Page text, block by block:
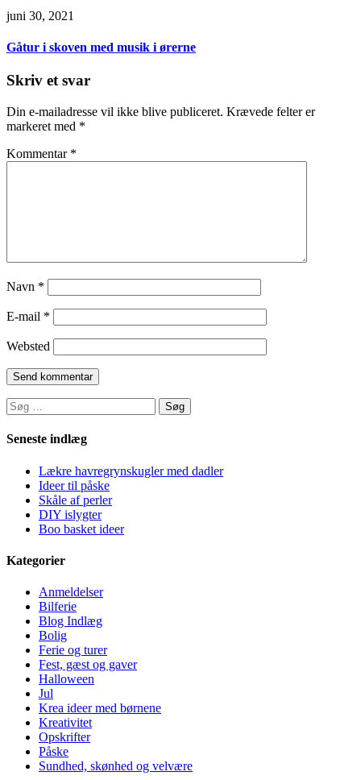
juni 30, 2021
Gåtur i skoven med musik i ørerne
Skriv et svar
Din e-mailadresse vil ikke blive publiceret. Krævede felter er
markeret med *
Kommentar *
Navn *
E-mail *
Websted
Søg
efter:
Seneste indlæg
Lækre havregrynskugler med dadler
Ideer til påske
Skåle af perler
DIY islygter
Boo basket ideer
Kategorier
Anmeldelser
Bilferie
Blog Indlæg
Bolig
Ferie og turer
Fest, gæst og gaver
Halloween
Jul
Krea ideer med børnene
Kreativitet
Opskrifter
Påske
Sundhed, skønhed og velvære